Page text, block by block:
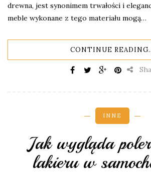
drewna, jest synonimem trwałości i
meble wykonane z tego materiału mogą…
CONTINUE
INNE
Jak wygląda
lakieru w